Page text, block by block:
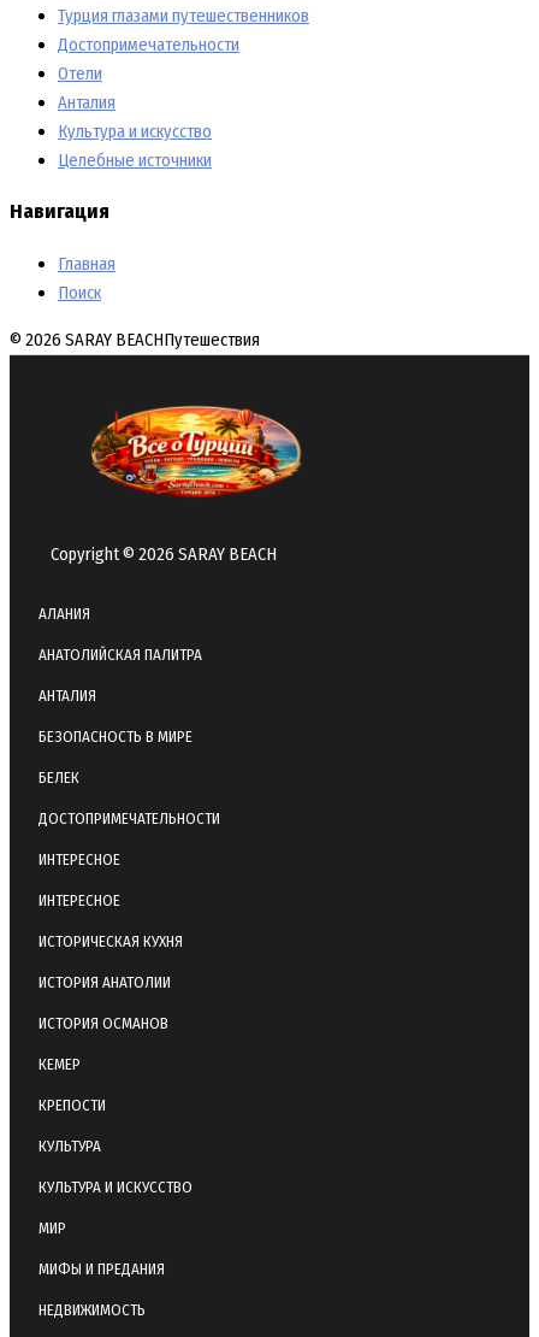
Турция глазами путешественников
Достопримечательности
Отели
Анталия
Культура и искусство
Целебные источники
Навигация
Главная
Поиск
© 2026 SARAY BEACHПутешествия
Copyright © 2026 SARAY BEACH
АЛАНИЯ
АНАТОЛИЙСКАЯ ПАЛИТРА
АНТАЛИЯ
БЕЗОПАСНОСТЬ В МИРЕ
БЕЛЕК
ДОСТОПРИМЕЧАТЕЛЬНОСТИ
ИНТЕРЕСНОЕ
ИНТЕРЕСНОЕ
ИСТОРИЧЕСКАЯ КУХНЯ
ИСТОРИЯ АНАТОЛИИ
ИСТОРИЯ ОСМАНОВ
КЕМЕР
КРЕПОСТИ
КУЛЬТУРА
КУЛЬТУРА И ИСКУССТВО
МИР
МИФЫ И ПРЕДАНИЯ
НЕДВИЖИМОСТЬ